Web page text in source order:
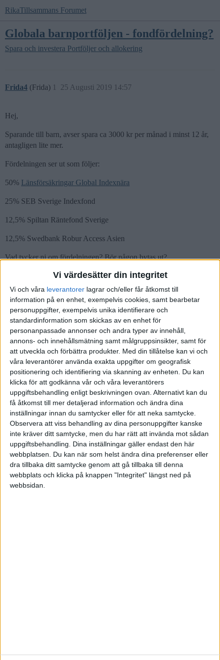
Vi värdesätter din integritet
Vi och våra leverantorer lagrar och/eller får åtkomst till
information på en enhet, exempelvis cookies, samt bearbetar
personuppgifter, exempelvis unika identifierare och
standardinformation som skickas av en enhet för
personanpassade annonser och andra typer av innehåll,
annons- och innehållsmätning samt målgruppsinsikter, samt för
att utveckla och förbättra produkter. Med din tillåtelse kan vi och
våra leverantörer använda exakta uppgifter om geografisk
positionering och identifiering via skanning av enheten. Du kan
klicka för att godkänna vår och våra leverantörers
uppgiftsbehandling enligt beskrivningen ovan. Alternativt kan du
få åtkomst till mer detaljerad information och ändra dina
inställningar innan du samtycker eller för att neka samtycke.
Observera att viss behandling av dina personuppgifter kanske
inte kräver ditt samtycke, men du har rätt att invända mot sådan
uppgiftsbehandling. Dina inställningar gäller endast den här
webbplatsen. Du kan när som helst ändra dina preferenser eller
dra tillbaka ditt samtycke genom att gå tillbaka till denna
webbplats och klicka på knappen "Integritet" längst ned på
webbsidan.
RikaTillsammans Forumet
Globala barnportföljen - fondfördelning?
Spara och investera Portföljer och allokering
Frida4 (Frida) 25 Augusti 2019 14:57
1
Hej,
Sparande till barn, avser spara ca 3000 kr per månad i minst 12 år,
antagligen lite mer.
Fördelningen ser ut som följer:
50% Länsförsäkringar Global Indexnära
25% SEB Sverige Indexfond
12,5% Spiltan Räntefond Sverige
12,5% Swedbank Robur Access Asien
Vad tycker ni om fördelningen? Bör någon bytas ut?
Robin(Robin Wikström) 26 Augusti 2019 18:12
2
Hej Frida!
Ser bra ut!
Om du använder Avanza så kan du byta ut Länsförsäkringar Global
Indexnära mot Avanza Global och Swedbank Robur Access Asien
mot Avanza Emerging Markets, då får du liknande exponering till
en billigare peng!
Men annars ser det bra ut!
Liknande ämnen du kan gilla
Ämne
Fonder, fondrobotar och indexfonder